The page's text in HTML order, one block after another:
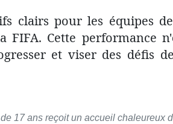
clairs pour les équipes
FIFA. Cette performance
et viser des défis
17 ans reçoit un accueil chaleureux